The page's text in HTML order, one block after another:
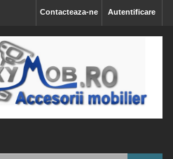
Autentificare
Contacteaza-ne